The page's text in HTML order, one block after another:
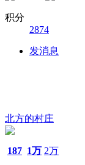
积分
2874
发消息
北方的村庄
187 1万 2万